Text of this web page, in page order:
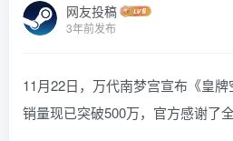
网友投稿
3年前发布
11月22日，万代南梦宫宣布《皇
销量现已突破500万，官方感谢了